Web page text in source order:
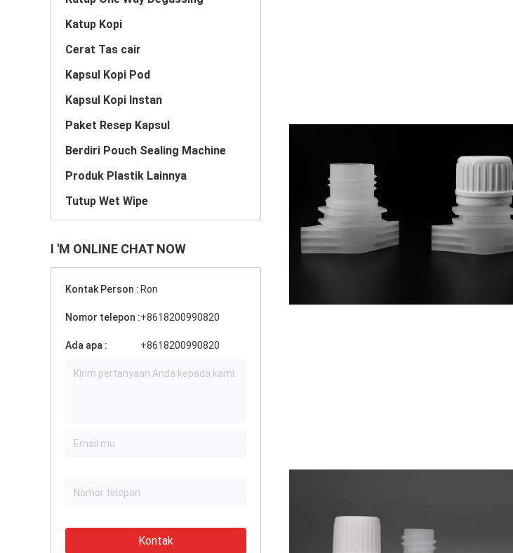
Katup Kopi
Cerat Tas cair
Kapsul Kopi Pod
Kapsul Kopi Instan
Paket Resep Kapsul
Berdiri Pouch Sealing Machine
Produk Plastik Lainnya
Tutup Wet Wipe
I 'M ONLINE CHAT NOW
Kontak Person : Ron
Nomor telepon :+8618200990820
Ada apa : +8618200990820
Kontak